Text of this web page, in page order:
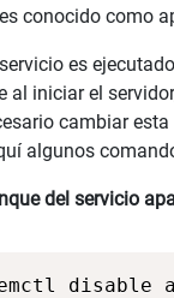
conocido como
es ejecutado
al iniciar el
cambiar esta
algunos
del servicio
disable